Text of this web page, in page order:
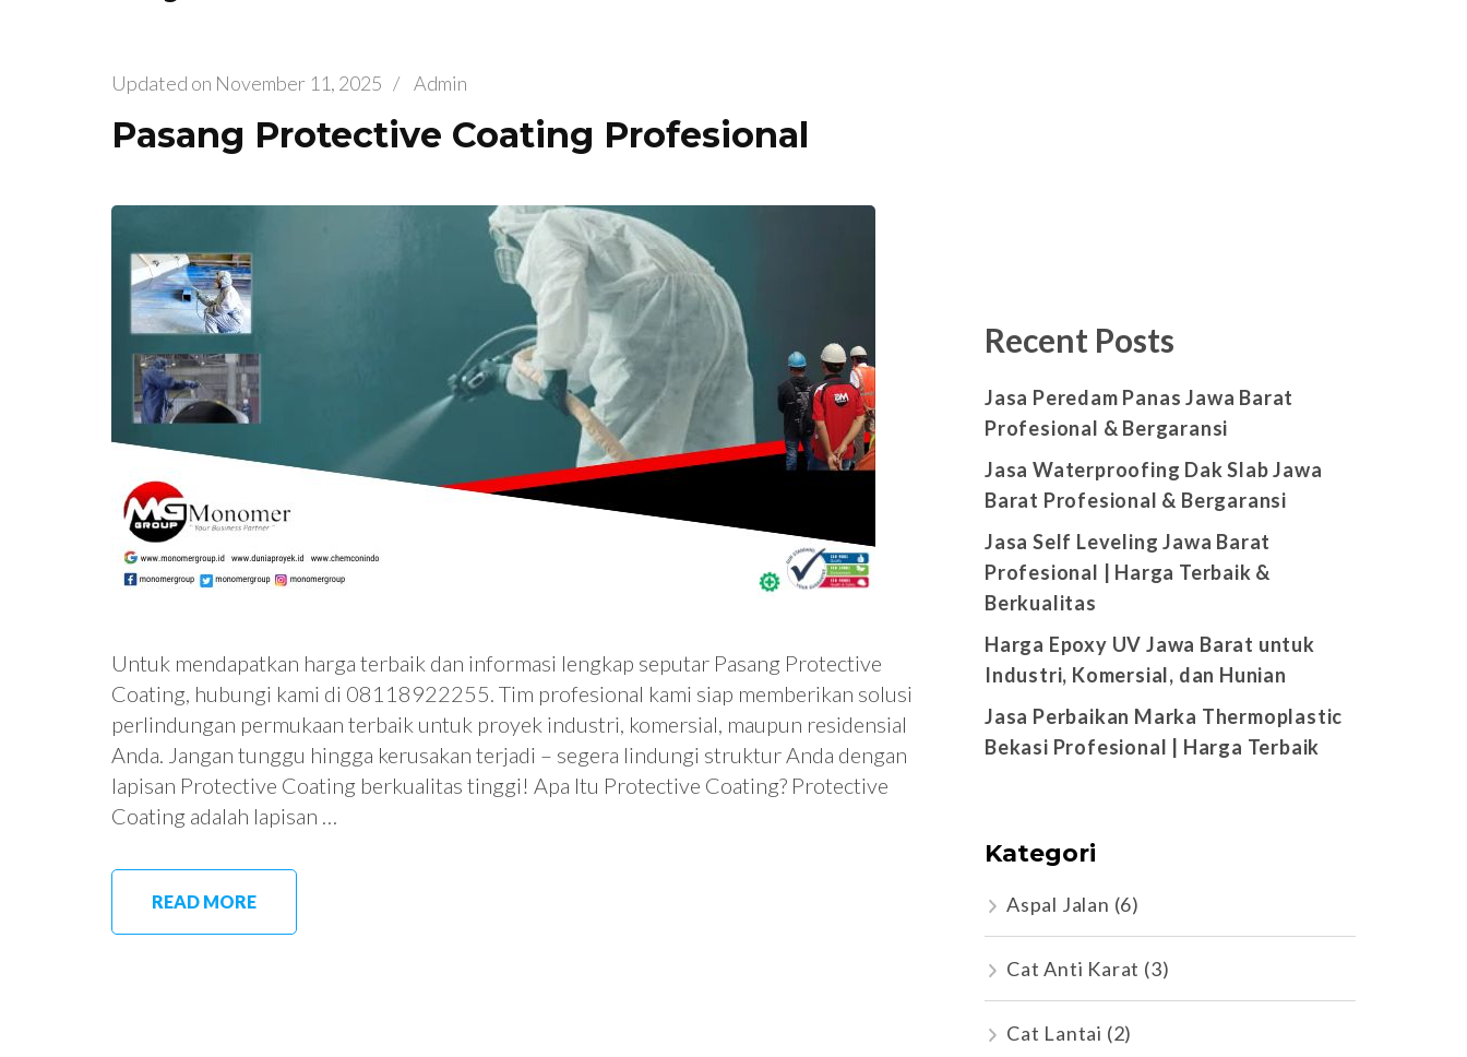
Updated on November 11, 2025 / Admin
Pasang Protective Coating Profesional
Untuk mendapatkan harga terbaik dan informasi lengkap seputar Pasang Protective
Coating, hubungi kami di 08118922255. Tim profesional kami siap memberikan solusi
perlindungan permukaan terbaik untuk proyek industri, komersial, maupun residensial
Anda. Jangan tunggu hingga kerusakan terjadi – segera lindungi struktur Anda dengan
lapisan Protective Coating berkualitas tinggi! Apa Itu Protective Coating? Protective
Coating adalah lapisan …
READ MORE
Recent Posts
Jasa Peredam Panas Jawa Barat
Profesional & Bergaransi
Jasa Waterproofing Dak Slab Jawa
Barat Profesional & Bergaransi
Jasa Self Leveling Jawa Barat
Profesional | Harga Terbaik &
Berkualitas
Harga Epoxy UV Jawa Barat untuk
Industri, Komersial, dan Hunian
Jasa Perbaikan Marka Thermoplastic
Bekasi Profesional | Harga Terbaik
Kategori
Aspal Jalan (6)
Cat Anti Karat (3)
Cat Lantai (2)